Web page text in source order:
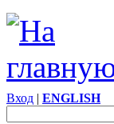
Вход | ENGLISH